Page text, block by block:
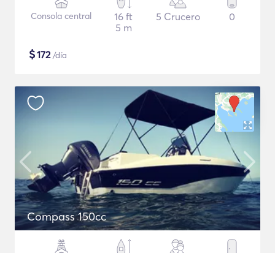
Consola central
16 ft
5 m
5 Crucero 0
$172/día
Compass 150cc